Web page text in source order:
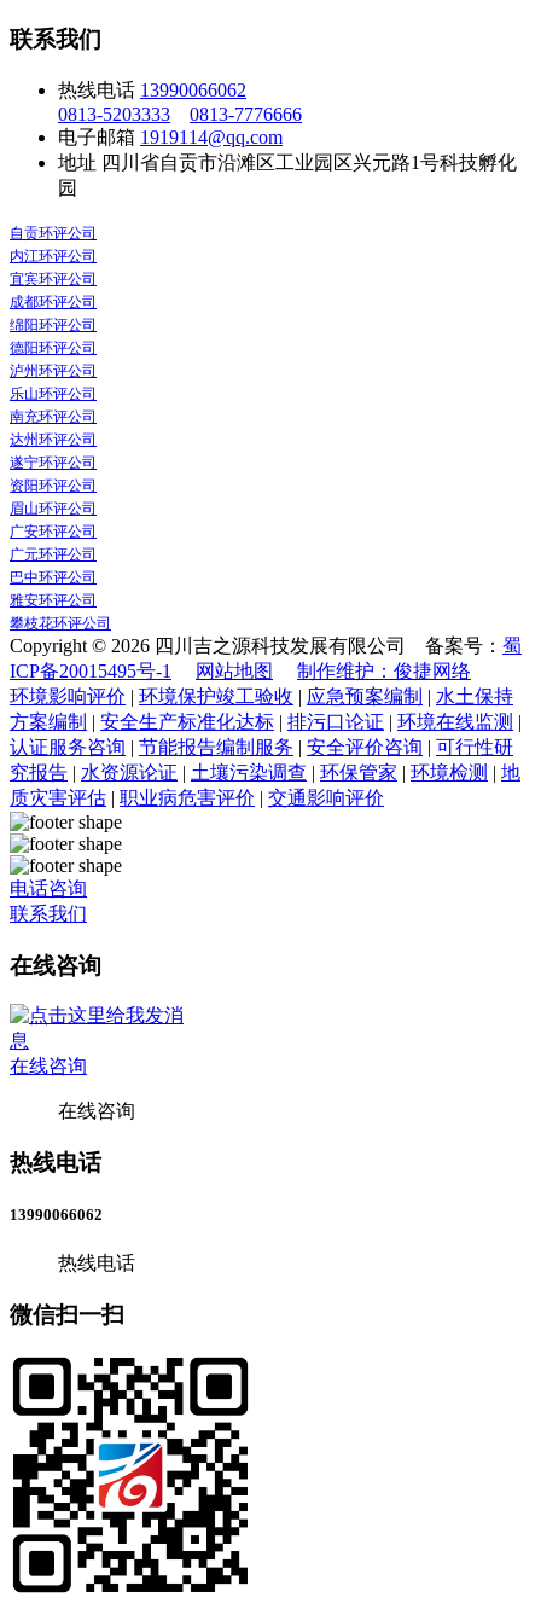
联系我们
热线电话 13990066062
0813-5203333
0813-7776666
电子邮箱 1919114@qq.com
地址 四川省自贡市沿滩区工业园区兴元路1号科技孵化
园
自贡环评公司
内江环评公司
宜宾环评公司
成都环评公司
绵阳环评公司
德阳环评公司
泸州环评公司
乐山环评公司
南充环评公司
达州环评公司
遂宁环评公司
资阳环评公司
眉山环评公司
广安环评公司
广元环评公司
巴中环评公司
雅安环评公司
攀枝花环评公司
Copyright © 2026 四川吉之源科技发展有限公司 备案号： 蜀
ICP备20015495号-1
网站地图
制作维护：俊捷网络
环境影响评价 | 环境保护竣工验收 | 应急预案编制 | 水土保持
方案编制 | 安全生产标准化达标 | 排污口论证 | 环境在线监测 |
认证服务咨询 | 节能报告编制服务 | 安全评价咨询 | 可行性研
究报告 | 水资源论证 | 土壤污染调查 | 环保管家 | 环境检测 | 地
质灾害评估 | 职业病危害评价 | 交通影响评价
电话咨询
联系我们
在线咨询
在线咨询
在线咨询
热线电话
13990066062
热线电话
微信扫一扫